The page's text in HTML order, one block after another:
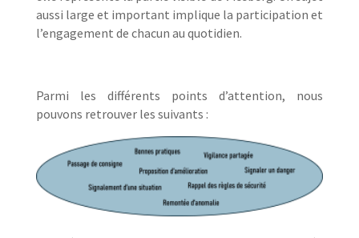
aussi large et important implique la participation et
l’engagement de chacun au quotidien.
Parmi les différents points d’attention, nous
pouvons retrouver les suivants :